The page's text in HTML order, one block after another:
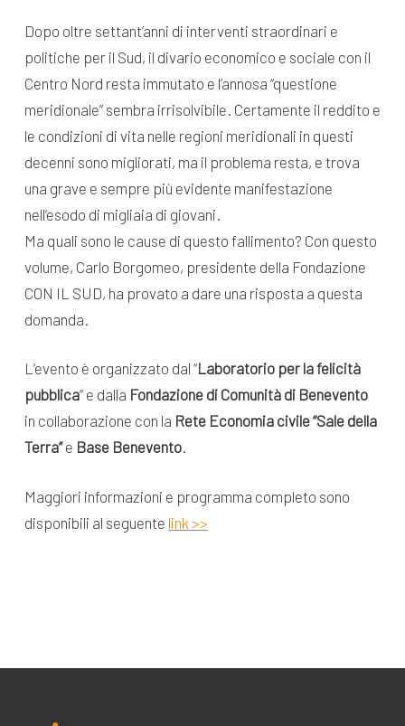
Dopo oltre settant’anni di interventi straordinari e
politiche per il Sud, il divario economico e sociale con il
Centro Nord resta immutato e l’annosa “questione
meridionale” sembra irrisolvibile. Certamente il reddito e
le condizioni di vita nelle regioni meridionali in questi
decenni sono migliorati, ma il problema resta, e trova
una grave e sempre più evidente manifestazione
nell’esodo di migliaia di giovani.
Ma quali sono le cause di questo fallimento? Con questo
volume, Carlo Borgomeo, presidente della Fondazione
CON IL SUD, ha provato a dare una risposta a questa
domanda.
L’evento è organizzato dal “Laboratorio per la felicità
pubblica” e dalla Fondazione di Comunità di Benevento
in collaborazione con la Rete Economia civile “Sale della
Terra”e Base Benevento.
Maggiori informazioni e programma completo sono
disponibili al seguente link >>